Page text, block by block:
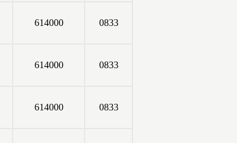
614000 0833
614000 0833
614000 0833